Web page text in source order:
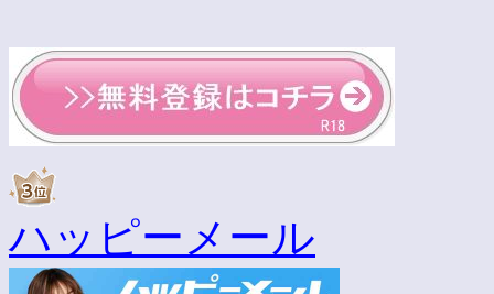
ハッピーメール